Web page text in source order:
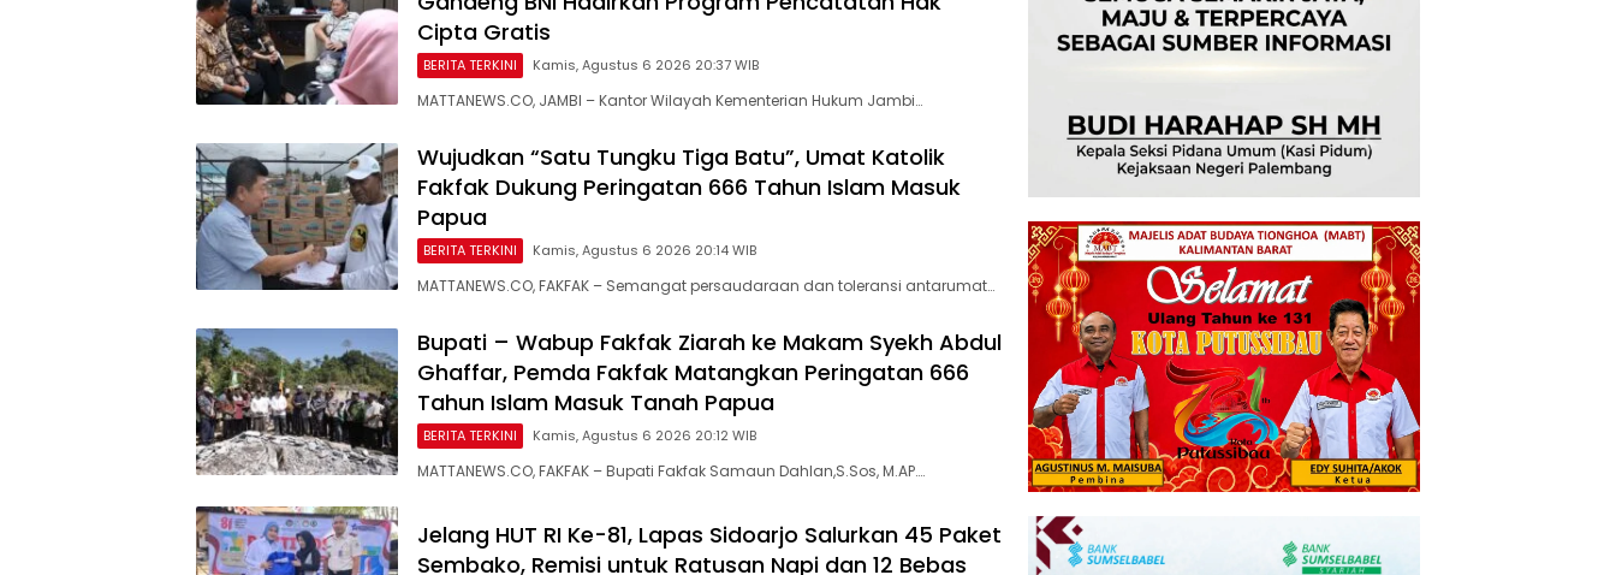
Cipta Gratis
BERITA TERKINI Kamis, Agustus 6 2026 20:37 WIB
MATTANEWS.CO, JAMBI – Kantor Wilayah Kementerian Hukum Jambi…
Wujudkan “Satu Tungku Tiga Batu”, Umat Katolik
Fakfak Dukung Peringatan 666 Tahun Islam Masuk
Papua
BERITA TERKINI Kamis, Agustus 6 2026 20:14 WIB
MATTANEWS.CO, FAKFAK – Semangat persaudaraan dan toleransi antarumat…
Bupati – Wabup Fakfak Ziarah ke Makam Syekh Abdul
Ghaffar, Pemda Fakfak Matangkan Peringatan 666
Tahun Islam Masuk Tanah Papua
BERITA TERKINI Kamis, Agustus 6 2026 20:12 WIB
MATTANEWS.CO, FAKFAK – Bupati Fakfak Samaun Dahlan,S.Sos, M.AP….
Jelang HUT RI Ke-81, Lapas Sidoarjo Salurkan 45 Paket
Sembako, Remisi untuk Ratusan Napi dan 12 Bebas